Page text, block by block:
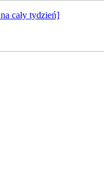
cały tydzień]